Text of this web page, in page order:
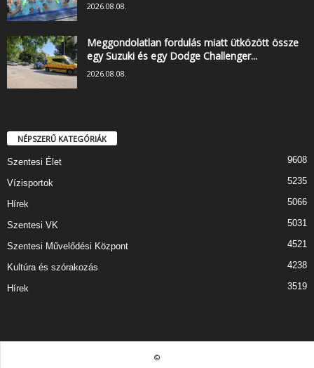
2026.08.08.
Meggondolatlan fordulás miatt ütközött össze
egy Suzuki és egy Dodge Challenger...
2026.08.08.
NÉPSZERŰ KATEGÓRIÁK
Szentesi Élet 9608
Vízisportok 5235
Hírek 5066
Szentesi VK 5031
Szentesi Művelődési Központ 4521
Kultúra és szórakozás 4238
Hírek 3519
©